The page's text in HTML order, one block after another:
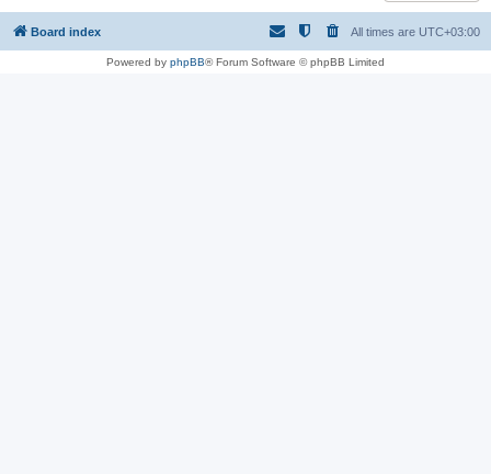
Board index All times are UTC+03:00
Powered by phpBB® Forum Software © phpBB Limited